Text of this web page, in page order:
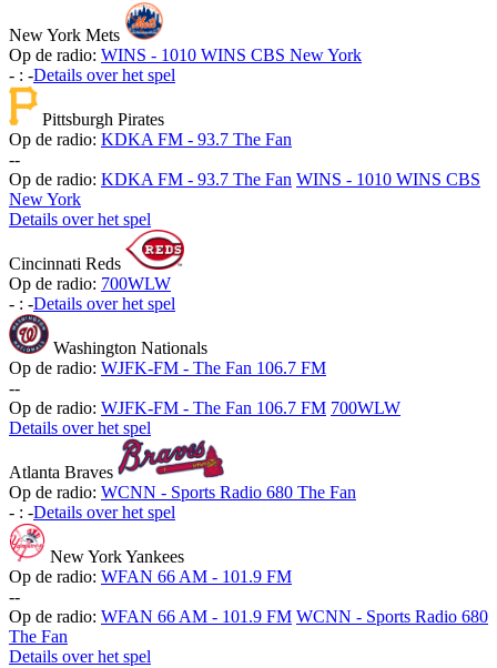
New York Mets
Op de radio: WINS - 1010 WINS CBS New York
- : -Details over het spel
Pittsburgh Pirates
Op de radio: KDKA FM - 93.7 The Fan
--
Op de radio: KDKA FM - 93.7 The Fan WINS - 1010 WINS CBS
New York
Details over het spel
Cincinnati Reds
Op de radio: 700WLW
- : -Details over het spel
Washington Nationals
Op de radio: WJFK-FM - The Fan 106.7 FM
--
Op de radio: WJFK-FM - The Fan 106.7 FM 700WLW
Details over het spel
Atlanta Braves
Op de radio: WCNN - Sports Radio 680 The Fan
- : -Details over het spel
New York Yankees
Op de radio: WFAN 66 AM - 101.9 FM
--
Op de radio: WFAN 66 AM - 101.9 FM WCNN - Sports Radio 680
The Fan
Details over het spel